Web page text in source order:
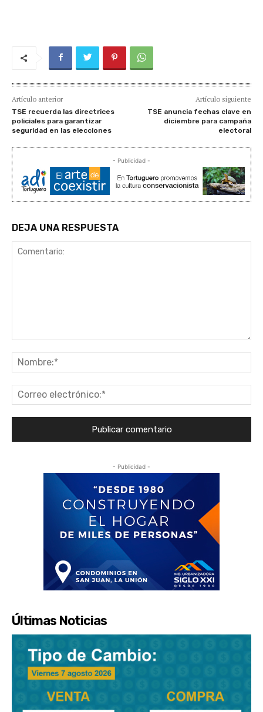
Artículo anterior
TSE recuerda las directrices
policiales para garantizar
seguridad en las elecciones
Artículo siguiente
TSE anuncia fechas clave en
diciembre para campaña
electoral
- Publicidad -
DEJA UNA RESPUESTA
- Publicidad -
Últimas Noticias